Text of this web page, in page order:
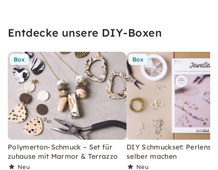
Entdecke unsere DIY-Boxen
Box
Polymerton-Schmuck – Set für
zuhause mit Marmor & Terrazzo
Neu
Box
DIY Schmuckset:
selber machen
Neu